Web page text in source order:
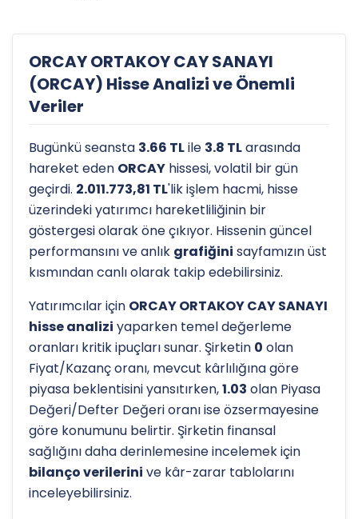
ORCAY ORTAKOY CAY SANAYI
(ORCAY) Hisse Analizi ve Önemli
Veriler
Bugünkü seansta 3.66 TLile 3.8 TLarasında
hareket eden ORCAY hissesi, volatil bir gün
geçirdi. 2.011.773,81 TL'lik işlem hacmi, hisse
üzerindeki yatırımcı hareketliliğinin bir
göstergesi olarak öne çıkıyor. Hissenin güncel
performansını ve anlık grafiğini sayfamızın üst
kısmından canlı olarak takip edebilirsiniz.
Yatırımcılar için ORCAY ORTAKOY CAY SANAYI
hisse analizi yaparken temel değerleme
oranları kritik ipuçları sunar. Şirketin 0 olan
Fiyat/Kazanç oranı, mevcut kârlılığına göre
piyasa beklentisini yansıtırken,1.03 olan Piyasa
Değeri/Defter Değeri oranı ise özsermayesine
göre konumunu belirtir. Şirketin finansal
sağlığını daha derinlemesine incelemek için
bilanço verilerini ve kâr-zarar tablolarını
inceleyebilirsiniz.